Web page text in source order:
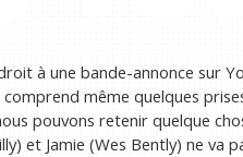
à une bande-annonce sur
même quelques
pouvons retenir quelque
et Jamie (Wes Bently) ne va